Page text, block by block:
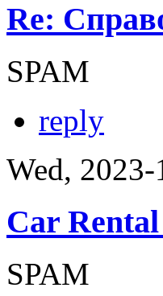
Re:
SPAM
reply
Wed,
Car
SPAM